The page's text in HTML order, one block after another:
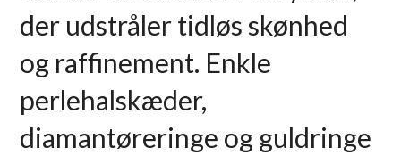
der udstråler tidløs skønhed
og raffinement. Enkle
perlehalskæder,
diamantøreringe og guldringe